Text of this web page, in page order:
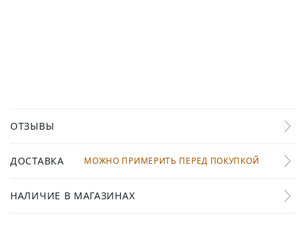
ОТЗЫВЫ
ДОСТАВКА МОЖНО ПРИМЕРИТЬ ПЕРЕД ПОКУПКОЙ
НАЛИЧИЕ В МАГАЗИНАХ